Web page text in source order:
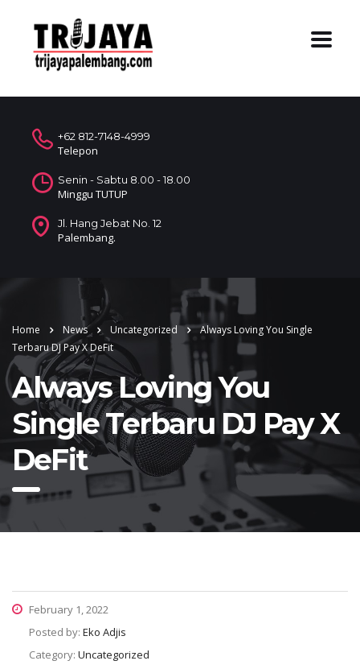
+62 812-7148-4999
Telepon
Senin - Sabtu 8.00 - 18.00
Minggu TUTUP
Jl. Hang Jebat No. 12
Palembang.
Home News Uncategorized
Always Loving You Single
Terbaru DJ Pay X DeFit
Always Loving You
Single Terbaru DJ Pay X
DeFit
February 1, 2022
Posted by: Eko Adjis
Category: Uncategorized